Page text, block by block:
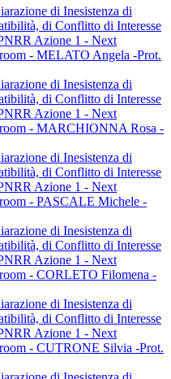
di Inesistenza di
di Conflitto di Interesse
Azione 1 - Next
- MELATO Angela -Prot.
di Inesistenza di
di Conflitto di Interesse
Azione 1 - Next
- MARCHIONNA Rosa -
di Inesistenza di
di Conflitto di Interesse
Azione 1 - Next
- PASCALE Michele -
di Inesistenza di
di Conflitto di Interesse
Azione 1 - Next
- CORLETO Filomena -
di Inesistenza di
di Conflitto di Interesse
Azione 1 - Next
- CUTRONE Silvia -Prot.